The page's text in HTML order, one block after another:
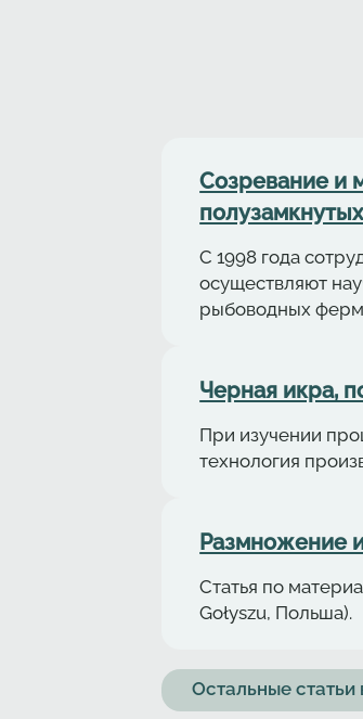
Cозревание и
С 1998 года
осуществляют
рыбоводных
Черная икра,
При изучении
технология
Размножение
Статья по
Gołyszu, Польша).
Остальные